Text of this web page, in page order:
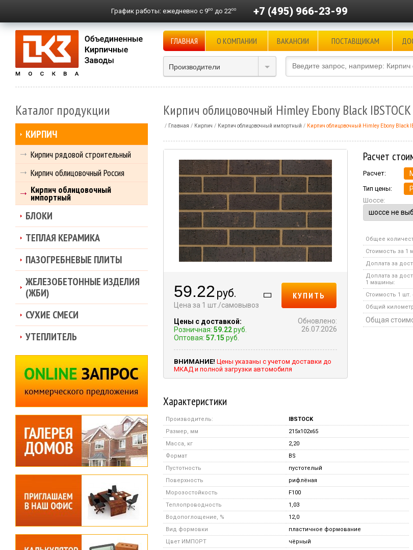
График работы: ежедневно с 900 до 2200 +7 (495) 966-23-99
ГЛАВНАЯ О КОМПАНИИ ВАКАНСИИ ПОСТАВЩИКАМ
Производители
Кирпич облицовочный Himley Ebony Black IBSTOCK
Главная Кирпич Кирпич облицовочный импортный Кирпич облицовочный Himley Ebony Black
59.22 руб.
Цена за 1 шт./самовывоз
Цены с доставкой:
Розничная: 59.22руб.
Оптовая: 57.15 руб.
КУПИТЬ
Обновлено:
26.07.2026
ВНИМАНИЕ! Цены указаны с учетом доставки до
МКАД и полной загрузки автомобиля
Расчет
Расчет:
Тип цены:
Шоссе:
Общее
Стоимость за 1
Доплата за
Доплата за
1 машины:
Стоимость 1 шт.
Общий
Общая
Характеристики
Производитель:
IBSTOCK
Размер, мм
215x102x65
Масса, кг
2,20
Формат
BS
Пустотность
пустотелый
Поверхность
рифлёная
Морозостойкость
F100
Теплопроводность
1,03
Водопоглощение, %
12,0
Вид формовки
пластичное формование
Цвет ИМПОРТ
чёрный
Каталог продукции
КИРПИЧ
Кирпич рядовой строительный
Кирпич облицовочный Россия
Кирпич облицовочный
импортный
БЛОКИ
ТЕПЛАЯ КЕРАМИКА
ПАЗОГРЕБНЕВЫЕ ПЛИТЫ
ЖЕЛЕЗОБЕТОННЫЕ ИЗДЕЛИЯ
(ЖБИ)
СУХИЕ СМЕСИ
УТЕПЛИТЕЛЬ